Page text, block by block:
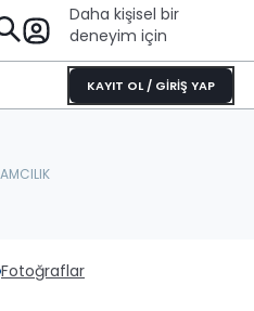
Daha kişisel bir
deneyim için
KAYIT OL / GİRİŞ YAP
Fotoğraflar